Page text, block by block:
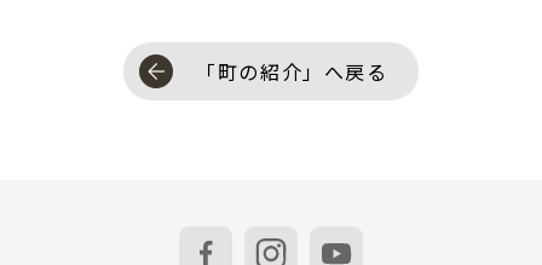
「町の紹介」へ戻る